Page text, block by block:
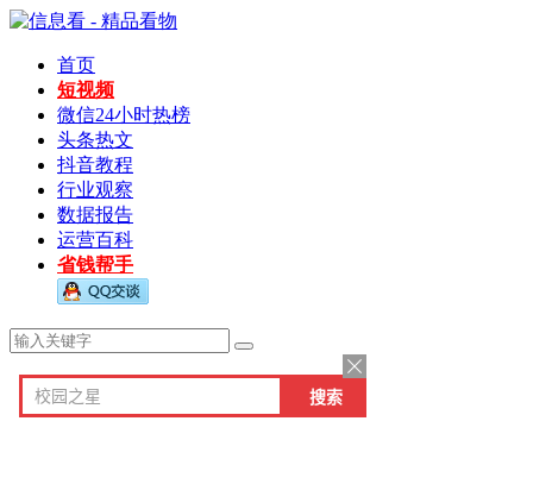
首页
短视频
微信24小时热榜
头条热文
抖音教程
行业观察
数据报告
运营百科
省钱帮手